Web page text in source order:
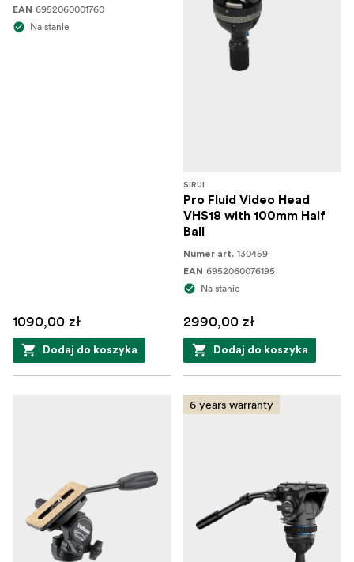
EAN 6952060001760
Na stanie
1090,00 zł
Dodaj do koszyka
SIRUI
Pro Fluid Video Head
VHS18 with 100mm Half
Ball
Numer art. 130459
EAN 6952060076195
Na stanie
2990,00 zł
Dodaj do koszyka
6 years warranty